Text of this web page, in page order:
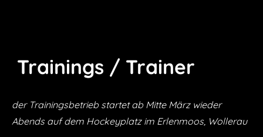
Trainings / Trainer
der Trainingsbetrieb startet ab Mitte März wieder
Abends auf dem Hockeyplatz im Erlenmoos, Wollerau